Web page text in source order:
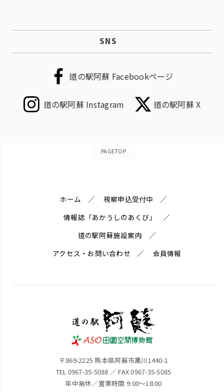
SNS
道の駅阿蘇 Facebookページ
道の駅阿蘇 Instagram 道の駅阿蘇 X
PAGETOP
ホーム
視察申込受付中
情報誌「あかうしのあくび」
道の駅阿蘇施設案内
アクセス・お問い合わせ
会員情報
〒869-2225 熊本県阿蘇市黒川1440-1
TEL 0967-35-5088 ／ FAX 0967-35-5085
年中無休／営業時間 9:00～18:00